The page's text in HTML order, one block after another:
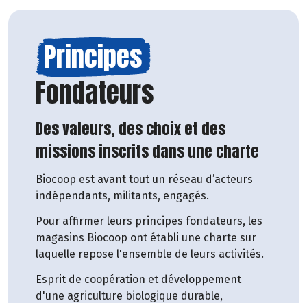
Principes
Fondateurs
Des valeurs, des choix et des
missions inscrits dans une charte
Biocoop est avant tout un réseau d’acteurs
indépendants, militants, engagés.
Pour affirmer leurs principes fondateurs, les
magasins Biocoop ont établi une charte sur
laquelle repose l'ensemble de leurs activités.
Esprit de coopération et développement
d'une agriculture biologique durable,